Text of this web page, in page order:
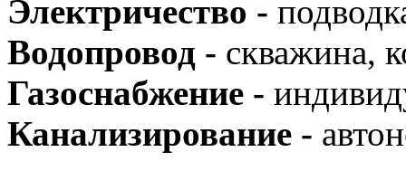
Электричество -
Водопровод - скважина,
Газоснабжение -
Канализирование -